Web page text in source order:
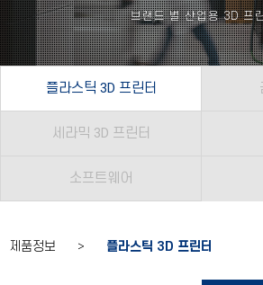
브랜드 별 산업용 3D 프
플라스틱 3D 프린터
세라믹 3D 프린터
소프트웨어
제품정보 > 플라스틱 3D 프린터